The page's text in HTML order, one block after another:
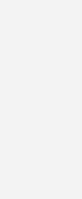
Borussia-Park
verschiedene
Marke weiter zu
mit der
werden darüber
mit
rund um
Borussia
auf der